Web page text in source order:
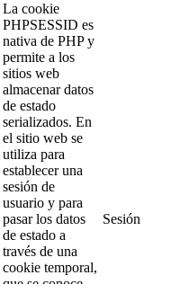
La cookie
PHPSESSID es
nativa de PHP y
permite a los
sitios web
almacenar datos
de estado
serializados. En
el sitio web se
utiliza para
establecer una
sesión de
usuario y para
pasar los datos
de estado a
través de una
cookie temporal,
Sesión